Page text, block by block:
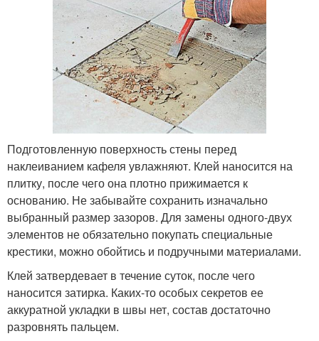
Подготовленную поверхность стены перед
наклеиванием кафеля увлажняют. Клей наносится на
плитку, после чего она плотно прижимается к
основанию. Не забывайте сохранить изначально
выбранный размер зазоров. Для замены одного-двух
элементов не обязательно покупать специальные
крестики, можно обойтись и подручными материалами.
Клей затвердевает в течение суток, после чего
наносится затирка. Каких-то особых секретов ее
аккуратной укладки в швы нет, состав достаточно
разровнять пальцем.